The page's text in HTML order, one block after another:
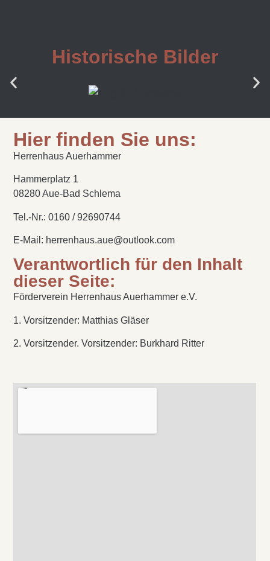
Historische Bilder
Hier finden Sie uns:
Herrenhaus Auerhammer
Hammerplatz 1
08280 Aue-Bad Schlema
Tel.-Nr.: 0160 / 92690744
E-Mail: herrenhaus.aue@outlook.com
Verantwortlich für den Inhalt
dieser Seite:
Förderverein Herrenhaus Auerhammer e.V.
1. Vorsitzender: Matthias Gläser
2. Vorsitzender. Vorsitzender: Burkhard Ritter